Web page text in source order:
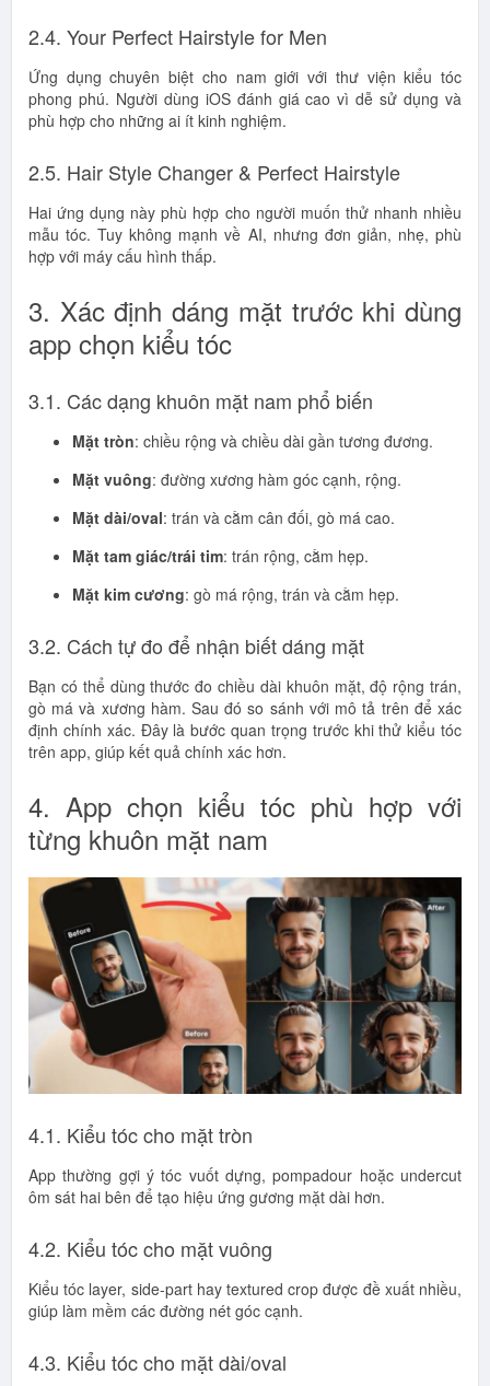
2.4. Your Perfect Hairstyle for Men
Ứng dụng chuyên biệt cho nam giới với thư viện kiểu tóc
phong phú. Người dùng iOS đánh giá cao vì dễ sử dụng và
phù hợp cho những ai ít kinh nghiệm.
2.5. Hair Style Changer & Perfect Hairstyle
Hai ứng dụng này phù hợp cho người muốn thử nhanh nhiều
mẫu tóc. Tuy không mạnh về AI, nhưng đơn giản, nhẹ, phù
hợp với máy cấu hình thấp.
3. Xác định dáng mặt trước khi dùng
app chọn kiểu tóc
3.1. Các dạng khuôn mặt nam phổ biến
Mặt tròn: chiều rộng và chiều dài gần tương đương.
Mặt vuông: đường xương hàm góc cạnh, rộng.
Mặt dài/oval: trán và cằm cân đối, gò má cao.
Mặt tam giác/trái tim: trán rộng, cằm hẹp.
Mặt kim cương: gò má rộng, trán và cằm hẹp.
3.2. Cách tự đo để nhận biết dáng mặt
Bạn có thể dùng thước đo chiều dài khuôn mặt, độ rộng trán,
gò má và xương hàm. Sau đó so sánh với mô tả trên để xác
định chính xác. Đây là bước quan trọng trước khi thử kiểu tóc
trên app, giúp kết quả chính xác hơn.
4. App chọn kiểu tóc phù hợp với
từng khuôn mặt nam
4.1. Kiểu tóc cho mặt tròn
App thường gợi ý tóc vuốt dựng, pompadour hoặc undercut
ôm sát hai bên để tạo hiệu ứng gương mặt dài hơn.
4.2. Kiểu tóc cho mặt vuông
Kiểu tóc layer, side-part hay textured crop được đề xuất nhiều,
giúp làm mềm các đường nét góc cạnh.
4.3. Kiểu tóc cho mặt dài/oval